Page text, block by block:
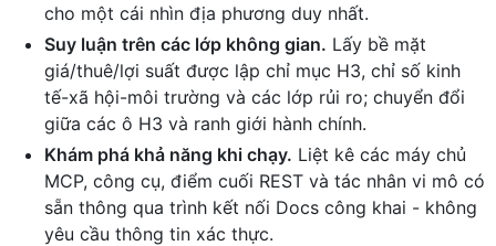
cho một cái nhìn địa phương duy nhất.
Suy luận trên các lớp không gian. Lấy bề mặt
giá/thuê/lợi suất được lập chỉ mục H3, chỉ số kinh
tế-xã hội-môi trường và các lớp rủi ro; chuyển đổi
giữa các ô H3 và ranh giới hành chính.
Khám phá khả năng khi chạy. Liệt kê các máy chủ
MCP, công cụ, điểm cuối REST và tác nhân vi mô có
sẵn thông qua trình kết nối Docs công khai - không
yêu cầu thông tin xác thực.